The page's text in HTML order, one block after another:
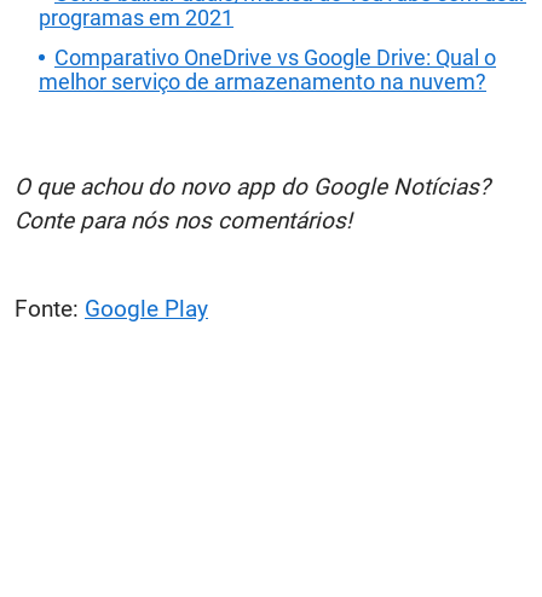
programas em 2021
Comparativo OneDrive vs Google Drive: Qual o
melhor serviço de armazenamento na nuvem?
O que achou do novo app do Google Notícias?
Conte para nós nos comentários!
Fonte: Google Play